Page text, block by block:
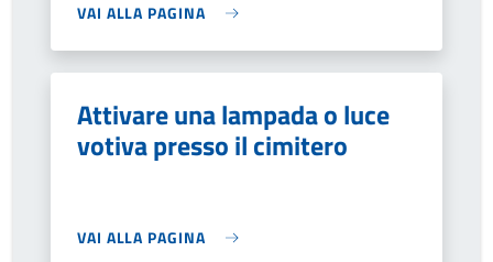
VAI ALLA PAGINA
Attivare una lampada o luce
votiva presso il cimitero
VAI ALLA PAGINA